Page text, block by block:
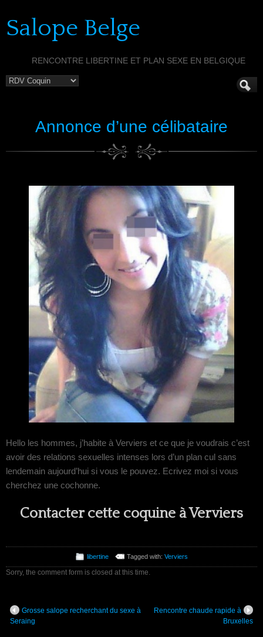
Salope Belge
RENCONTRE LIBERTINE ET PLAN SEXE EN BELGIQUE
Annonce d’une célibataire
Hello les hommes, j’habite à Verviers et ce que je voudrais c’est
avoir des relations sexuelles intenses lors d’un plan cul sans
lendemain aujourd’hui si vous le pouvez. Ecrivez moi si vous
cherchez une cochonne.
Contacter cette coquine à Verviers
libertine Tagged with: Verviers
Sorry, the comment form is closed at this time.
Grosse salope recherchant du sexe à
Seraing
Rencontre chaude rapide à
Bruxelles